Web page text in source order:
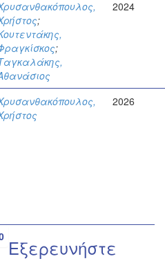
;
;
2024
2026
Εξερευνήστε